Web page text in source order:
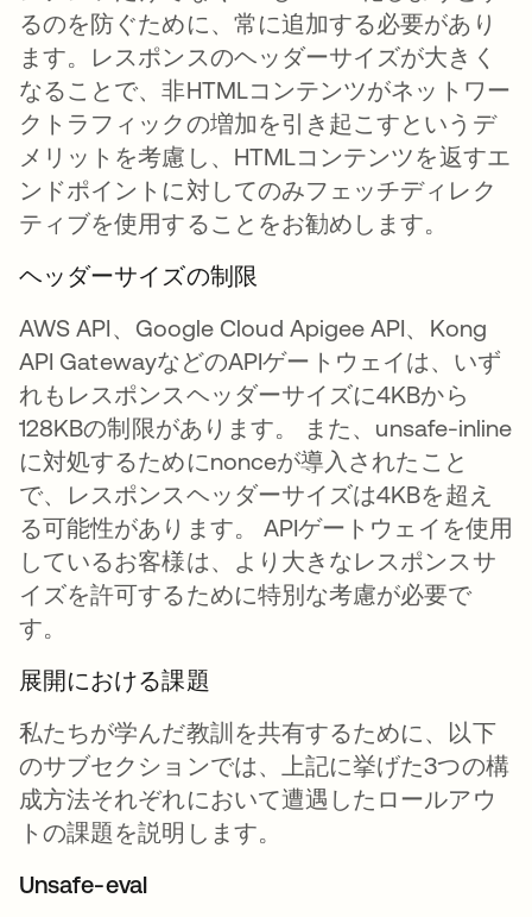
るのを防ぐために、常に追加する必要があり
ます。レスポンスのヘッダーサイズが大きく
なることで、非HTMLコンテンツがネットワー
クトラフィックの増加を引き起こすというデ
メリットを考慮し、HTMLコンテンツを返すエ
ンドポイントに対してのみフェッチディレク
ティブを使用することをお勧めします。
ヘッダーサイズの制限
AWS API、Google Cloud Apigee API、Kong
API GatewayなどのAPIゲートウェイは、いず
れもレスポンスヘッダーサイズに4KBから
128KBの制限があります。 また、unsafe-inline
に対処するためにnonceが導入されたこと
で、レスポンスヘッダーサイズは4KBを超え
る可能性があります。 APIゲートウェイを使用
しているお客様は、より大きなレスポンスサ
イズを許可するために特別な考慮が必要で
す。
展開における課題
私たちが学んだ教訓を共有するために、以下
のサブセクションでは、上記に挙げた3つの構
成方法それぞれにおいて遭遇したロールアウ
トの課題を説明します。
Unsafe-eval